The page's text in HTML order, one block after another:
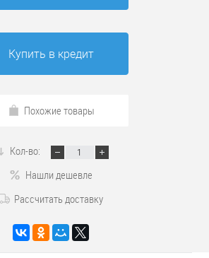
Купить в кредит
Похожие товары
Кол-во:
Нашли дешевле
Рассчитать доставку